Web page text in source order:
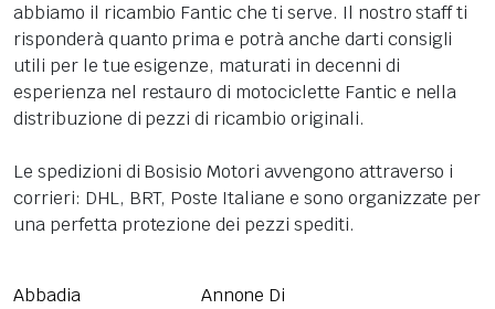
abbiamo il ricambio Fantic che ti serve. Il nostro staff ti
risponderà quanto prima e potrà anche darti consigli
utili per le tue esigenze, maturati in decenni di
esperienza nel restauro di motociclette Fantic e nella
distribuzione di pezzi di ricambio originali.
Le spedizioni di Bosisio Motori avvengono attraverso i
corrieri: DHL, BRT, Poste Italiane e sono organizzate per
una perfetta protezione dei pezzi spediti.
Abbadia
Annone Di